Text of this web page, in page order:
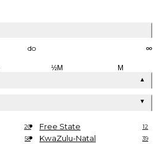
do ∞
½M M
▲
▼
20 Free State 12
58 KwaZulu-Natal 39